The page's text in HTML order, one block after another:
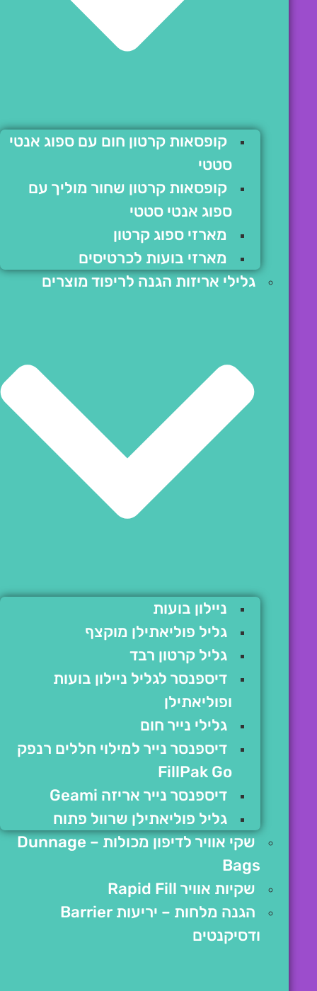
קופסאות קרטון חום עם ספוג אנטי
סטטי
קופסאות קרטון שחור מוליך עם
ספוג אנטי סטטי
מארזי ספוג קרטון
מארזי בועות לכרטיסים
גלילי אריזות הגנה לריפוד מוצרים
ניילון בועות
גליל פוליאתילן מוקצף
גליל קרטון רבד
דיספנסר לגליל ניילון בועות
ופוליאתילן
גלילי נייר חום
דיספנסר נייר למילוי חללים רנפק
FillPak Go
דיספנסר נייר אריזה Geami
גליל פוליאתילן שרוול פתוח
שקי אוויר לדיפון מכולות – Dunnage
Bags
שקיות אוויר Rapid Fill
הגנה מלחות – יריעות Barrier
ודסיקנטים